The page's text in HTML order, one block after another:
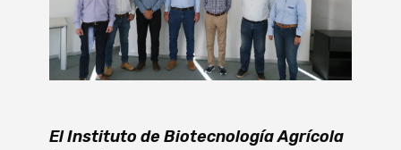
El Instituto de Biotecnología Agrícola